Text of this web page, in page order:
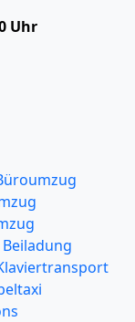
Uhr
Beiladung